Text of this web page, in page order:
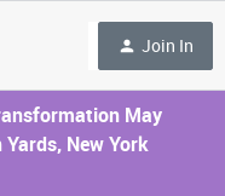
Join In
May
New York